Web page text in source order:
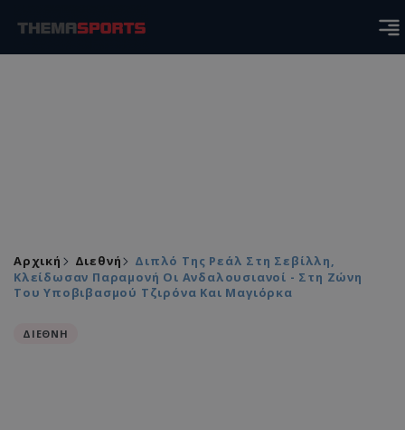
Αρχική Διεθνή
Διπλό Της Ρεάλ Στη Σεβίλλη,
Κλείδωσαν Παραμονή Οι Ανδαλουσιανοί - Στη Ζώνη
Του Υποβιβασμού Τζιρόνα Και Μαγιόρκα
ΔΙΕΘΝΗ